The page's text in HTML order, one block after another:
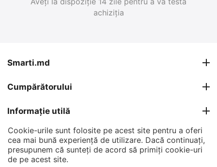
în stoc
26 999MDL
30 799 MDL -12%
achiziția
Smarti.md
Cumpărătorului
Informație utilă
Contul meu
Contacte
Cookie-urile sunt folosite pe acest site pentru a oferi
cea mai bună experiență de utilizare. Dacă continuați,
presupunem că sunteți de acord să primiți cookie-uri
de pe acest site.